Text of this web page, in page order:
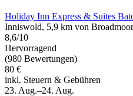
Holiday Inn Express & Suites
Inniswold, 5,9 km von
8,6/10
Hervorragend
(980 Bewertungen)
80 €
inkl. Steuern & Gebühren
23. Aug.–24. Aug.